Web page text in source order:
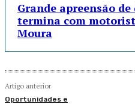
Grande apreensão de
termina com
Moura
Artigo anterior
Oportunidades e